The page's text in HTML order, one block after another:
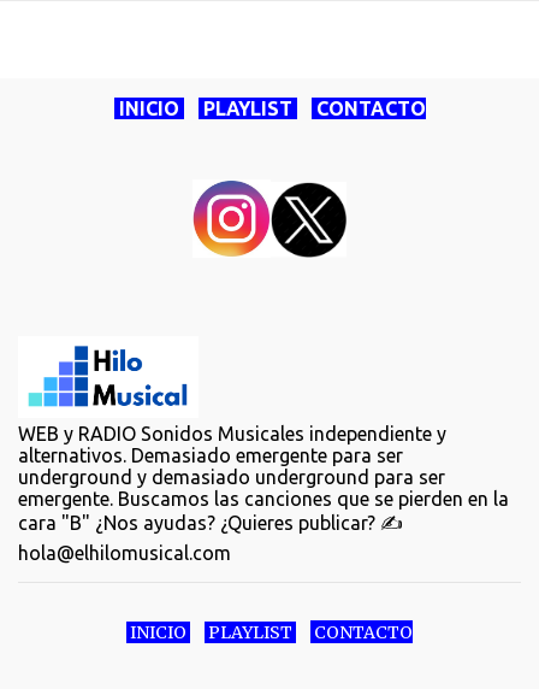
INICIO PLAYLIST CONTACTO
WEB y RADIO Sonidos Musicales independiente y
alternativos. Demasiado emergente para ser
underground y demasiado underground para ser
emergente. Buscamos las canciones que se pierden en la
cara "B" ¿Nos ayudas? ¿Quieres publicar? ✍️
hola@elhilomusical.com
INICIO PLAYLIST CONTACTO